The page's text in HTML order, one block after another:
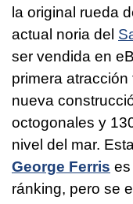
la original rueda
actual noria del
ser vendida en
primera
nueva
octogonales y
nivel del mar.
George Ferris
ránking, pero se